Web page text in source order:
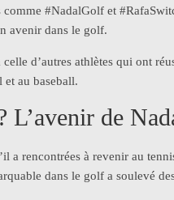
#NadalGolf et
avenir dans le golf.
d’autres athlètes qui ont
au baseball.
L’avenir de
a rencontrées à revenir au
dans le golf a soulevé